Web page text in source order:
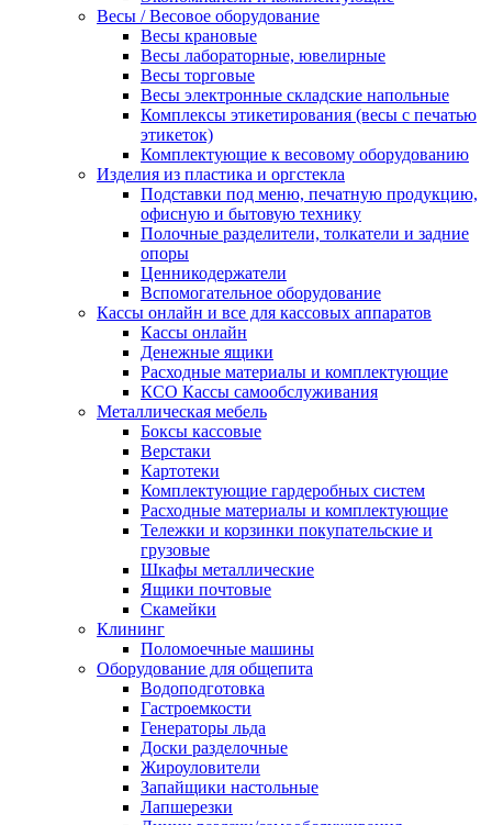
Весы / Весовое оборудование
Весы крановые
Весы лабораторные, ювелирные
Весы торговые
Весы электронные складские напольные
Комплексы этикетирования (весы с печатью
этикеток)
Комплектующие к весовому оборудованию
Изделия из пластика и оргстекла
Подставки под меню, печатную продукцию,
офисную и бытовую технику
Полочные разделители, толкатели и задние
опоры
Ценникодержатели
Вспомогательное оборудование
Кассы онлайн и все для кассовых аппаратов
Кассы онлайн
Денежные ящики
Расходные материалы и комплектующие
КСО Кассы самообслуживания
Металлическая мебель
Боксы кассовые
Верстаки
Картотеки
Комплектующие гардеробных систем
Расходные материалы и комплектующие
Тележки и корзинки покупательские и
грузовые
Шкафы металлические
Ящики почтовые
Скамейки
Клининг
Поломоечные машины
Оборудование для общепита
Водоподготовка
Гастроемкости
Генераторы льда
Доски разделочные
Жироуловители
Запайщики настольные
Лапшерезки